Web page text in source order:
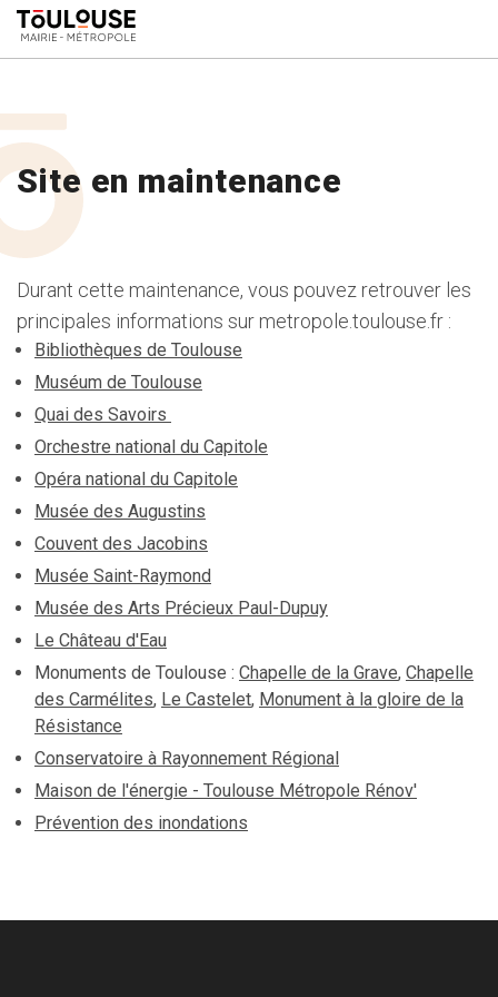
-->
Site en maintenance
Durant cette maintenance, vous pouvez retrouver les
principales informations sur metropole.toulouse.fr :
Bibliothèques de Toulouse
Muséum de Toulouse
Quai des Savoirs
Orchestre national du Capitole
Opéra national du Capitole
Musée des Augustins
Couvent des Jacobins
Musée Saint-Raymond
Musée des Arts Précieux Paul-Dupuy
Le Château d'Eau
Monuments de Toulouse : Chapelle de la Grave, Chapelle
des Carmélites, Le Castelet, Monument à la gloire de la
Résistance
Conservatoire à Rayonnement Régional
Maison de l'énergie - Toulouse Métropole Rénov'
Prévention des inondations